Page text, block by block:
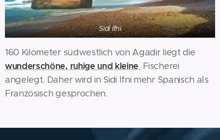
Sidi Ifni
160 Kilometer südwestlich von Agadir liegt die
wunderschöne, ruhige und kleine Fischerei
angelegt. Daher wird in Sidi Ifni mehr Spanisch als
Französisch gesprochen.